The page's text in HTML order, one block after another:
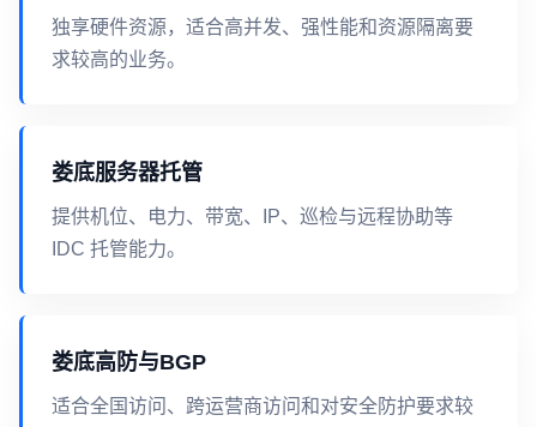
独享硬件资源，适合高并发、强性能和资源隔离要
求较高的业务。
娄底服务器托管
提供机位、电力、带宽、IP、巡检与远程协助等
IDC 托管能力。
娄底高防与BGP
适合全国访问、跨运营商访问和对安全防护要求较